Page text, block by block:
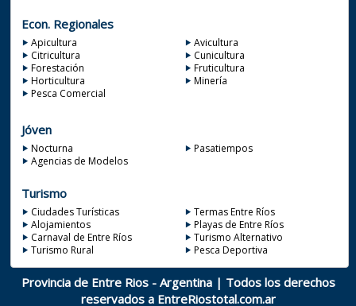
Econ. Regionales
Apicultura
Avicultura
Citricultura
Cunicultura
Forestación
Fruticultura
Horticultura
Minería
Pesca Comercial
Jóven
Nocturna
Pasatiempos
Agencias de Modelos
Turismo
Ciudades Turísticas
Termas Entre Ríos
Alojamientos
Playas de Entre Ríos
Carnaval de Entre Ríos
Turismo Alternativo
Turismo Rural
Pesca Deportiva
Provincia de Entre Rios - Argentina | Todos los derechos
reservados a EntreRiostotal.com.ar